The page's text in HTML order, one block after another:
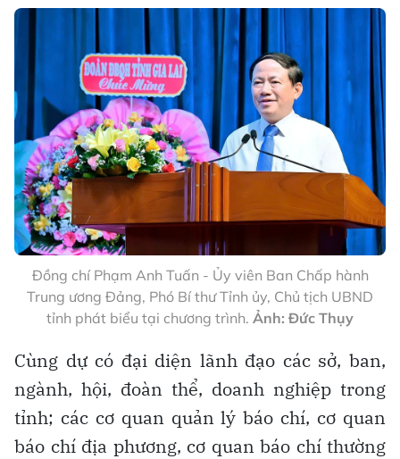
Đồng chí Phạm Anh Tuấn - Ủy viên Ban Chấp hành
Trung ương Đảng, Phó Bí thư Tỉnh ủy, Chủ tịch UBND
tỉnh phát biểu tại chương trình. Ảnh: Đức Thụy
Cùng dự có đại diện lãnh đạo các sở, ban,
ngành, hội, đoàn thể, doanh nghiệp trong
tỉnh; các cơ quan quản lý báo chí, cơ quan
báo chí địa phương, cơ quan báo chí thường